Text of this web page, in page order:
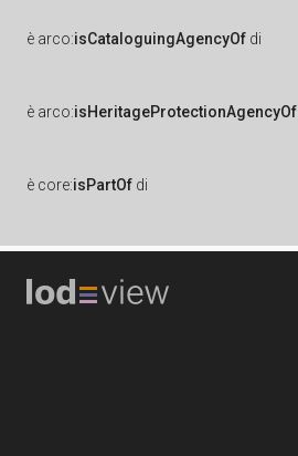
è arco:isCataloguingAgencyOf di
è arco:isHeritageProtectionAgencyOf
è core:isPartOf di